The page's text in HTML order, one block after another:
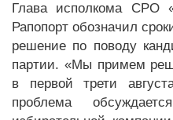
Глава исполкома СРО
Рапопорт обозначил
решение по поводу
партии. «Мы примем
в первой трети
проблема